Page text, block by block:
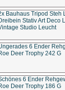
Bauhaus Tripod Steh
Stativ Art Deco
Studio Leucht
6 Ender
Deer Trophy 242 G
6 Ender
Deer Trophy 186 G